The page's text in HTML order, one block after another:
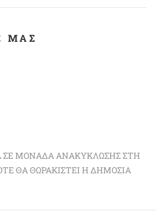
ΜΑΣ
ΣΕ ΜΟΝΆΔΑ ΑΝΑΚΎΚΛΩΣΗΣ ΣΤΗ
ΘΑ ΘΩΡΑΚΙΣΤΕΊ Η ΔΗΜΌΣΙΑ